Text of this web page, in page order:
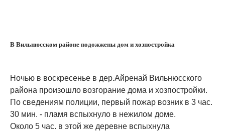
В Вильнюсском районе подожжены дом и хозпостройка
Ночью в воскресенье в дер.Айренай Вильнюсского
района произошло возгорание дома и хозпостройки.
По сведениям полиции, первый пожар возник в 3 час.
30 мин. - пламя вспыхнуло в нежилом доме.
Около 5 час. в этой же деревне вспыхнула